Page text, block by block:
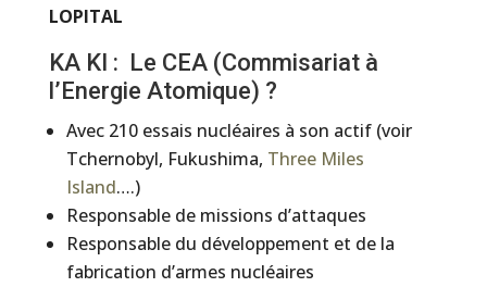
LOPITAL
KA KI : Le CEA (Commisariat à
l’Energie Atomique) ?
Avec 210 essais nucléaires à son actif (voir
Tchernobyl, Fukushima, Three Miles
Island….)
Responsable de missions d’attaques
Responsable du développement et de la
fabrication d’armes nucléaires